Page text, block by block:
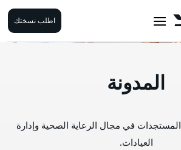
اطلب نسختك
المدونة
في مجال الرعاية الصحية وإدارة
العيادات.